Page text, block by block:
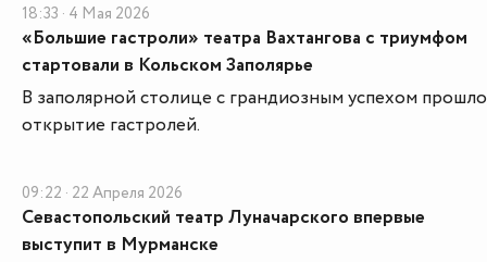
18:33 · 4 Мая 2026
«Большие гастроли» театра Вахтангова с триумфом
стартовали в Кольском Заполярье
В заполярной столице с грандиозным успехом прошло
открытие гастролей.
09:22 · 22 Апреля 2026
Севастопольский театр Луначарского впервые
выступит в Мурманске